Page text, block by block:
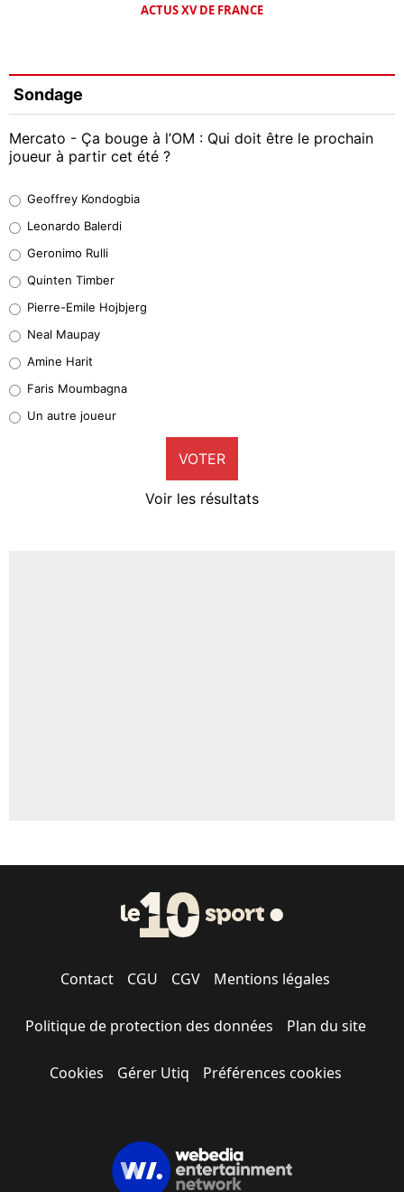
ACTUS XV DE FRANCE
Sondage
Mercato - Ça bouge à l’OM : Qui doit être le prochain
joueur à partir cet été ?
38%
32%
5%
1%
9%
Geoffrey Kondogbia
Leonardo Balerdi
Geronimo Rulli
Quinten Timber
Pierre-Emile Hojbjerg
Neal Maupay
Amine Harit
Faris Moumbagna
Un autre joueur
VOTER
Voir les résultats
Contact CGU CGV Mentions légales
Politique de protection des données Plan du site
Cookies Gérer Utiq Préférences cookies